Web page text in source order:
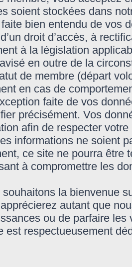
soient stockées dans
bien entendu de vos
droit d’accès, à
à la législation
en outre de la
de membre (départ
en cas de
faite de vos
précisément. Vos
afin de respecter
informations ne soient
ce site ne pourra être
à compromettre les
la bienvenue
autant que
ou de parfaire les
est respectueusement